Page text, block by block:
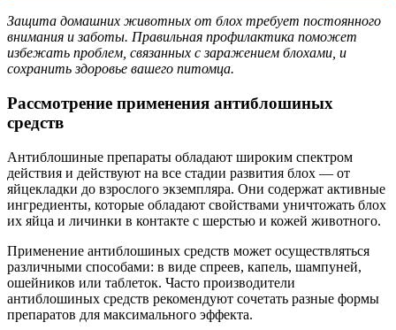
Защита домашних животных от блох требует постоянного
внимания и заботы. Правильная профилактика поможет
избежать проблем, связанных с заражением блохами, и
сохранить здоровье вашего питомца.
Рассмотрение применения антиблошиных
средств
Антиблошиные препараты обладают широким спектром
действия и действуют на все стадии развития блох — от
яйцекладки до взрослого экземпляра. Они содержат активные
ингредиенты, которые обладают свойствами уничтожать блох
их яйца и личинки в контакте с шерстью и кожей животного.
Применение антиблошиных средств может осуществляться
различными способами: в виде спреев, капель, шампуней,
ошейников или таблеток. Часто производители
антиблошиных средств рекомендуют сочетать разные формы
препаратов для максимального эффекта.